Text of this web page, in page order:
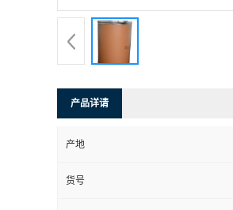
产品详请
产地
货号